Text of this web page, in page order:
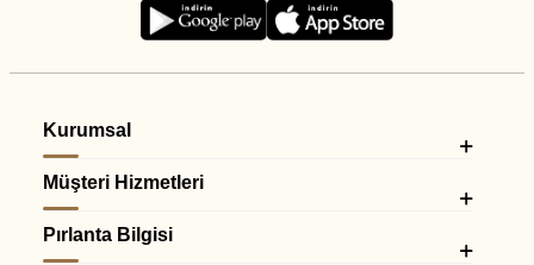
F Renk Pırlanta Yüzük Modelleri: Saf
stilleriyle sunulur.
Klasik Tektaş F Renk Yüzükler
Merkezde yer alan yüksek kaliteli pırlanta ile sade ve zamansız
bir şıklık sunar.
Kurumsal
Müşteri Hizmetleri
Pırlanta Bilgisi